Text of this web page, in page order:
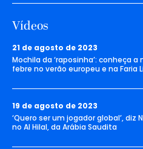
Vídeos
21 de agosto de 2023
Mochila da ‘raposinha’: conheça
febre no verão europeu e na Faria
19 de agosto de 2023
‘Quero ser um jogador global’,
no Al Hilal, da Arábia Saudita